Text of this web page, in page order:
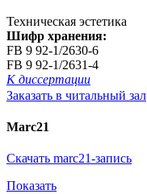
Техническая эстетика
Шифр хранения:
FB 9 92-1/2630-6
FB 9 92-1/2631-4
К диссертации
Заказать в читальный зал
Marc21
Скачать marc21-запись
Показать